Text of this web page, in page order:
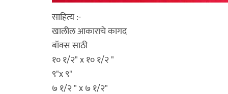
साहित्य :-
खालील आकाराचे कागद
बॉक्स साठी
१० १/२" x १० १/२ "
९"x ९"
७ १/२ " x ७ १/२"